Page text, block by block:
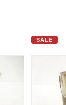
SALE